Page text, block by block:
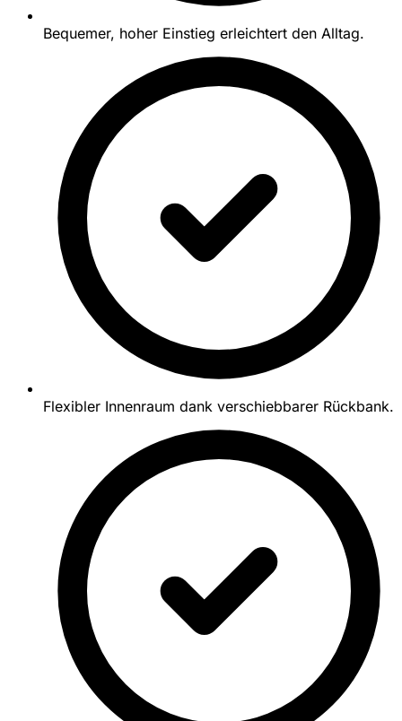
Bequemer, hoher Einstieg erleichtert den Alltag.
Flexibler Innenraum dank verschiebbarer Rückbank.